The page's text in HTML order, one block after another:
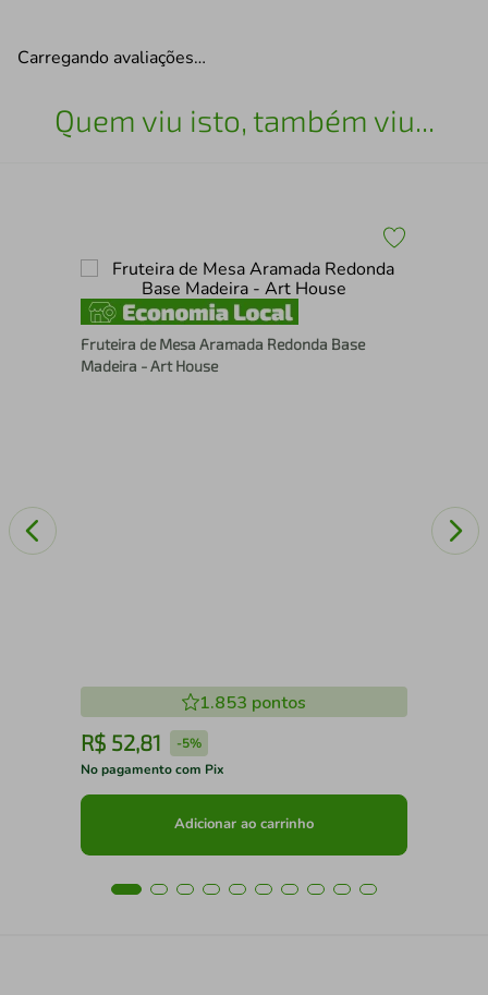
Carregando avaliações…
Quem viu isto, também viu...
Fruteira de Mesa Aramada Redonda Base
Madeira - Art House
1.853 pontos
R$ 52,81 -5%
No pagamento com Pix
Adicionar ao carrinho